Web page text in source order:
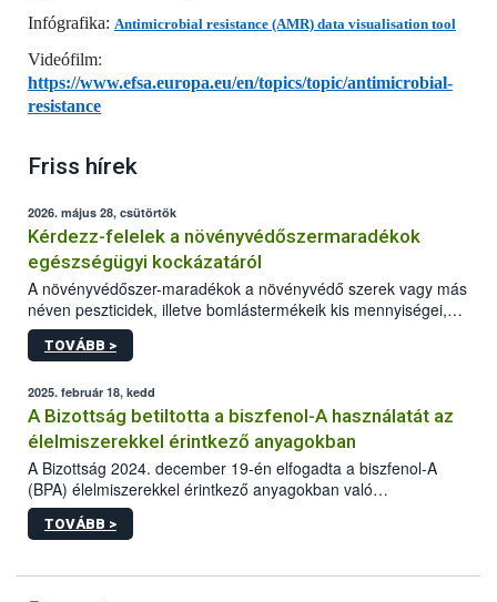
Infógrafika: Antimicrobial resistance (AMR) data visualisation tool
Videófilm:
https://www.efsa.europa.eu/en/topics/topic/antimicrobial-
resistance
Friss hírek
2026. május 28, csütörtök
Kérdezz-felelek a növényvédőszermaradékok
egészségügyi kockázatáról
A növényvédőszer-maradékok a növényvédő szerek vagy más
néven peszticidek, illetve bomlástermékeik kis mennyiségei,
melyek a terményekben vagy azok felületén a betakarítást,
szüretelést, illetve tárolást követően is megmaradhatnak. Az
mennyiségének esetenként a kezelt terményeken is jelen kell
lennie. Nem minden élelmiszer tartalmaz szermaradékot.
Azokban az élelmiszerekben is, melyekben kimutathatóak,
általában csak nagyon kis mennyiségben vannak jelen, így nem
jelenthetnek kockázatot a fogyasztó egészségére nézve.
TOVÁBB >
2025. február 18, kedd
A Bizottság betiltotta a biszfenol-A használatát az
élelmiszerekkel érintkező anyagokban
A Bizottság 2024. december 19-én elfogadta a biszfenol-A
(BPA) élelmiszerekkel érintkező anyagokban való
felhasználásának tilalmát. A korlátozás a BPA potenciálisan
káros egészségügyi hatásai miatt lépett életbe.
TOVÁBB >